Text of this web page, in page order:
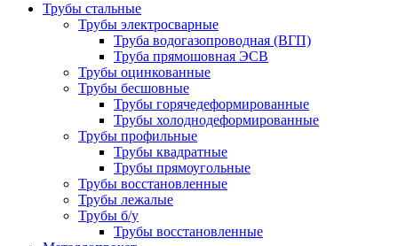
Трубы стальные
Трубы электросварные
Труба водогазопроводная (ВГП)
Труба прямошовная ЭСВ
Трубы оцинкованные
Трубы бесшовные
Трубы горячедеформированные
Трубы холоднодеформированные
Трубы профильные
Трубы квадратные
Трубы прямоугольные
Трубы восстановленные
Трубы лежалые
Трубы б/у
Трубы восстановленные